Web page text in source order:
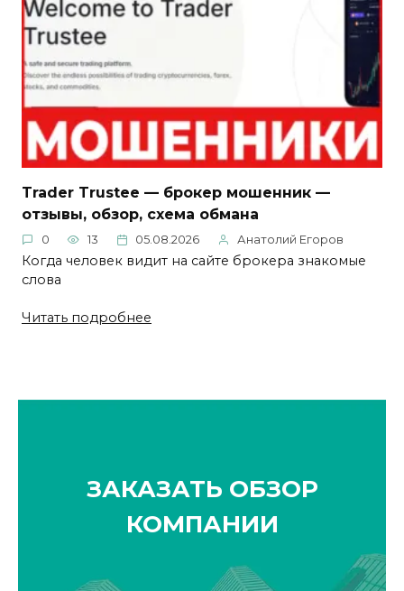
Trader Trustee — брокер мошенник —
отзывы, обзор, схема обмана
0 13 05.08.2026 Анатолий Егоров
Когда человек видит на сайте брокера знакомые
слова
Читать подробнее
ЗАКАЗАТЬ ОБЗОР
КОМПАНИИ